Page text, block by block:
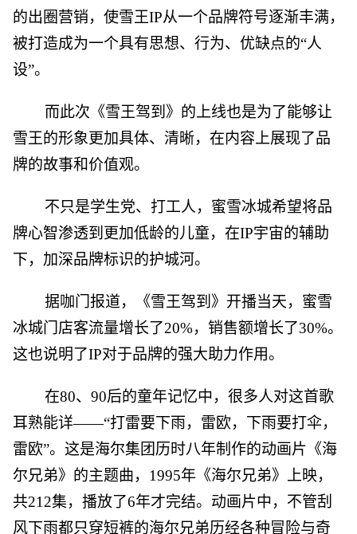
的出圈营销，使雪王IP从一个品牌符号逐渐丰满，
被打造成为一个具有思想、行为、优缺点的“人
设”。
而此次《雪王驾到》的上线也是为了能够让
雪王的形象更加具体、清晰，在内容上展现了品
牌的故事和价值观。
不只是学生党、打工人，蜜雪冰城希望将品
牌心智渗透到更加低龄的儿童，在IP宇宙的辅助
下，加深品牌标识的护城河。
据咖门报道，《雪王驾到》开播当天，蜜雪
冰城门店客流量增长了20%，销售额增长了30%。
这也说明了IP对于品牌的强大助力作用。
在80、90后的童年记忆中，很多人对这首歌
耳熟能详——“打雷要下雨，雷欧，下雨要打伞，
雷欧”。这是海尔集团历时八年制作的动画片《海
尔兄弟》的主题曲，1995年《海尔兄弟》上映，
共212集，播放了6年才完结。动画片中，不管刮
风下雨都只穿短裤的海尔兄弟历经各种冒险与奇